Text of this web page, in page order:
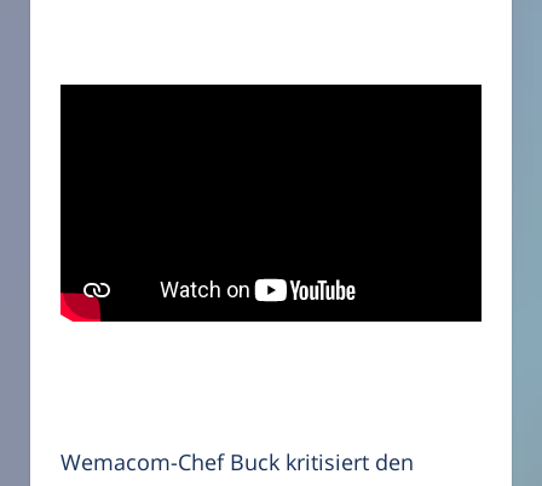
Wemacom-Chef Buck kritisiert den